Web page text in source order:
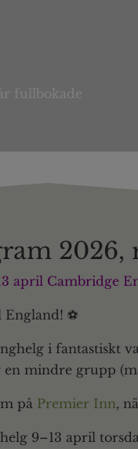
fullbokade
april Cambridge
⚽️
i fantastiskt
mindre grupp
på Premier Inn,
9–13 april